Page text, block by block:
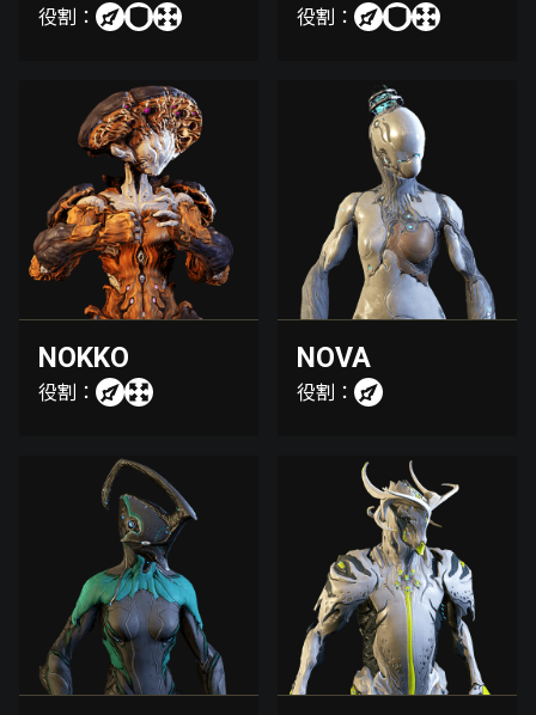
役割： 役割：
NOKKO
役割：
NOVA
役割：